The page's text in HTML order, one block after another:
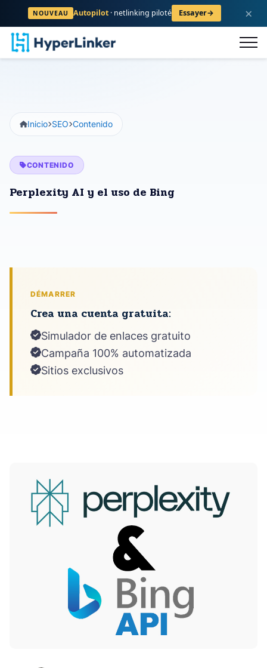
NOUVEAU Autopilot · netlinking piloté Essayer→ ×
Preguntas
Inicio SEO Contenido
CONTENIDO
Perplexity AI y el uso de Bing
DÉMARRER
Crea una cuenta gratuita:
Simulador de enlaces gratuito
Campaña 100% automatizada
Sitios exclusivos